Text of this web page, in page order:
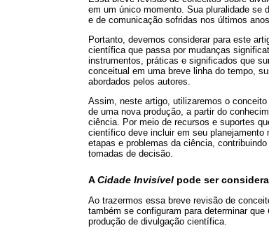
em um único momento. Sua pluralidade se
e de comunicação sofridas nos últimos anos.
Portanto, devemos considerar para este
científica que passa por mudanças
instrumentos, práticas e significados que
conceitual em uma breve linha do tempo,
abordados pelos autores.
Assim, neste artigo, utilizaremos o
de uma nova produção, a partir do
ciência. Por meio de recursos e suportes
científico deve incluir em seu planejamento
etapas e problemas da ciência,
tomadas de decisão.
A Cidade Invisível pode ser
Ao trazermos essa breve revisão de
também se configuram para determinar que
produção de divulgação científica.